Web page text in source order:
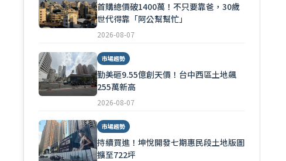
首購總價破1400萬！不只要靠爸，30歲
世代得靠「阿公幫幫忙」
2026-08-07
市場趨勢
勤美砸9.55億創天價！台中西區土地飆
255萬新高
2026-08-07
市場趨勢
持續買進！坤悅開發七期惠民段土地版圖
擴至722坪